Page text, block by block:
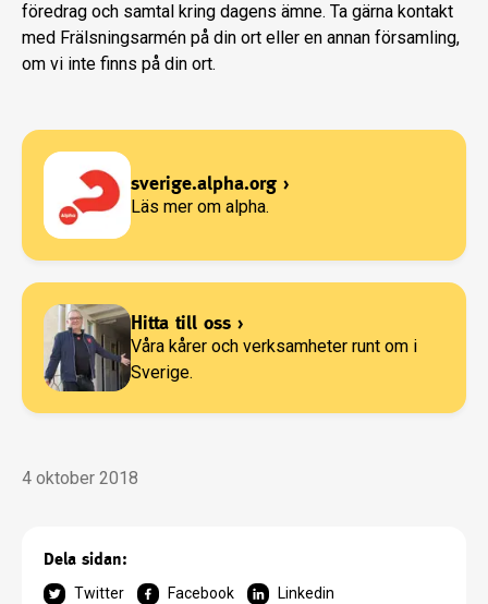
föredrag och samtal kring dagens ämne. Ta gärna kontakt
med Frälsningsarmén på din ort eller en annan församling,
om vi inte finns på din ort.
sverige.alpha.org ›
Läs mer om alpha.
Hitta till oss ›
Våra kårer och verksamheter runt om i
Sverige.
4 oktober 2018
Dela sidan:
Twitter Facebook Linkedin